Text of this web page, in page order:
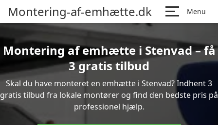
Montering-af-emhætte.dk Menu
Montering af emhætte i Stenvad – få
3 gratis tilbud
Skal du have monteret en emhætte i Stenvad? Indhent 3
gratis tilbud fra lokale montører og find den bedste pris på
professionel hjælp.